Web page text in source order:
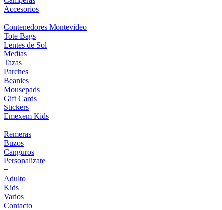
Accesorios
+
Contenedores Montevideo
Tote Bags
Lentes de Sol
Medias
Tazas
Parches
Beanies
Mousepads
Gift Cards
Stickers
Emexem Kids
+
Remeras
Buzos
Canguros
Personalizate
+
Adulto
Kids
Varios
Contacto